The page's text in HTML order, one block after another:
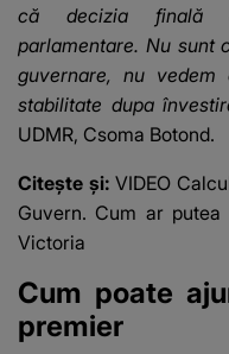
că decizia finală
parlamentare. Nu sunt
guvernare, nu
stabilitate dupa
UDMR, Csoma Botond.
Citește și:VIDEO
Guvern. Cum ar
Victoria
Cum poate
premier